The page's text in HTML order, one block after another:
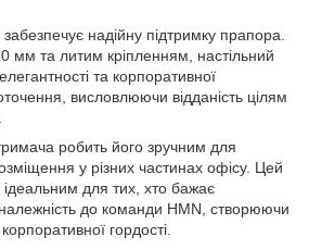
надійну підтримку прапора.
мм та литим кріпленням, настільний
та корпоративної
висловлюючи відданість цілям
робить його зручним для
у різних частинах офісу. Цей
ідеальним для тих, хто бажає
до команди HMN, створюючи
гордості.